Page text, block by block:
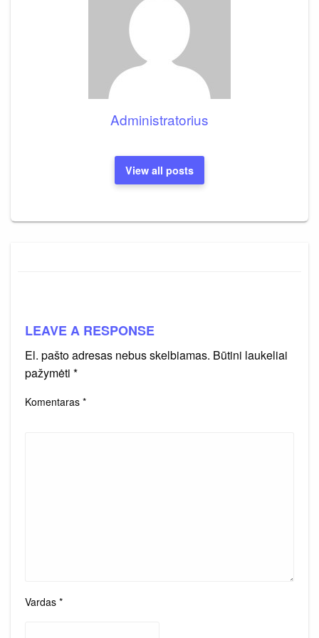
Administratorius
View all posts
LEAVE A RESPONSE
El. pašto adresas nebus skelbiamas. Būtini laukeliai
pažymėti *
Komentaras *
Vardas *